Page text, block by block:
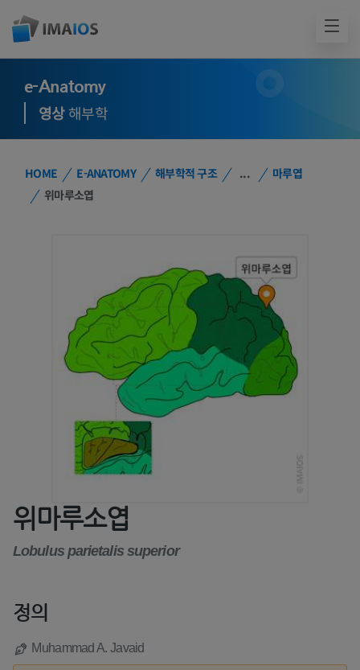
e-Anatomy
영상해부학
HOME E-ANATOMY 해부학적 구조 ...
마루엽
위마루소엽
위마루소엽
Lobulus parietalis superior
정의
Muhammad A. Javaid